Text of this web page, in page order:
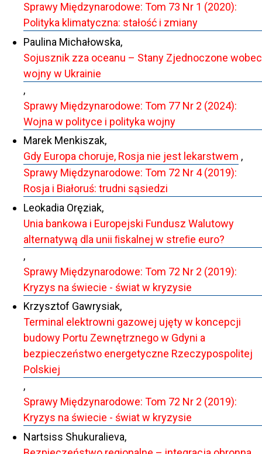
Sprawy Międzynarodowe: Tom 73 Nr 1 (2020):
Polityka klimatyczna: stałość i zmiany
Paulina Michałowska,
Sojusznik zza oceanu – Stany Zjednoczone wobec
wojny w Ukrainie
,
Sprawy Międzynarodowe: Tom 77 Nr 2 (2024):
Wojna w polityce i polityka wojny
Marek Menkiszak,
Gdy Europa choruje, Rosja nie jest lekarstwem ,
Sprawy Międzynarodowe: Tom 72 Nr 4 (2019):
Rosja i Białoruś: trudni sąsiedzi
Leokadia Oręziak,
Unia bankowa i Europejski Fundusz Walutowy
alternatywą dla unii ﬁskalnej w streﬁe euro?
,
Sprawy Międzynarodowe: Tom 72 Nr 2 (2019):
Kryzys na świecie - świat w kryzysie
Krzysztof Gawrysiak,
Terminal elektrowni gazowej ujęty w koncepcji
budowy Portu Zewnętrznego w Gdyni a
bezpieczeństwo energetyczne Rzeczypospolitej
Polskiej
,
Sprawy Międzynarodowe: Tom 72 Nr 2 (2019):
Kryzys na świecie - świat w kryzysie
Nartsiss Shukuralieva,